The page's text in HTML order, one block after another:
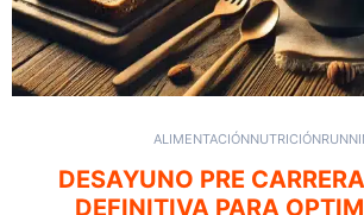
ALIMENTACIÓNNUTRICIÓN
DESAYUNO PRE
DEFINITIVA PARA